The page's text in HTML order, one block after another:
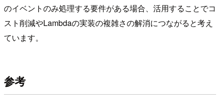
のイベントのみ処理する要件がある場合、活用することでコ
スト削減やLambdaの実装の複雑さの解消につながると考え
ています。
参考